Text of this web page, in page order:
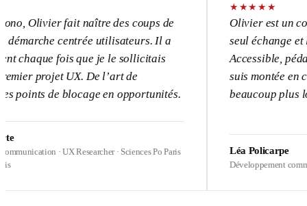
fait naître des coups de
centrée utilisateurs. Il a
fois que je le sollicitais
UX. De l’art de
de blocage en opportunités.
· UX Researcher · Sciences Po Paris
★
Olivier est un
seul échange et l’UX
Accessible,
suis montée en
beaucoup plus loin sur
Léa Policarpe
Développement commercial ·